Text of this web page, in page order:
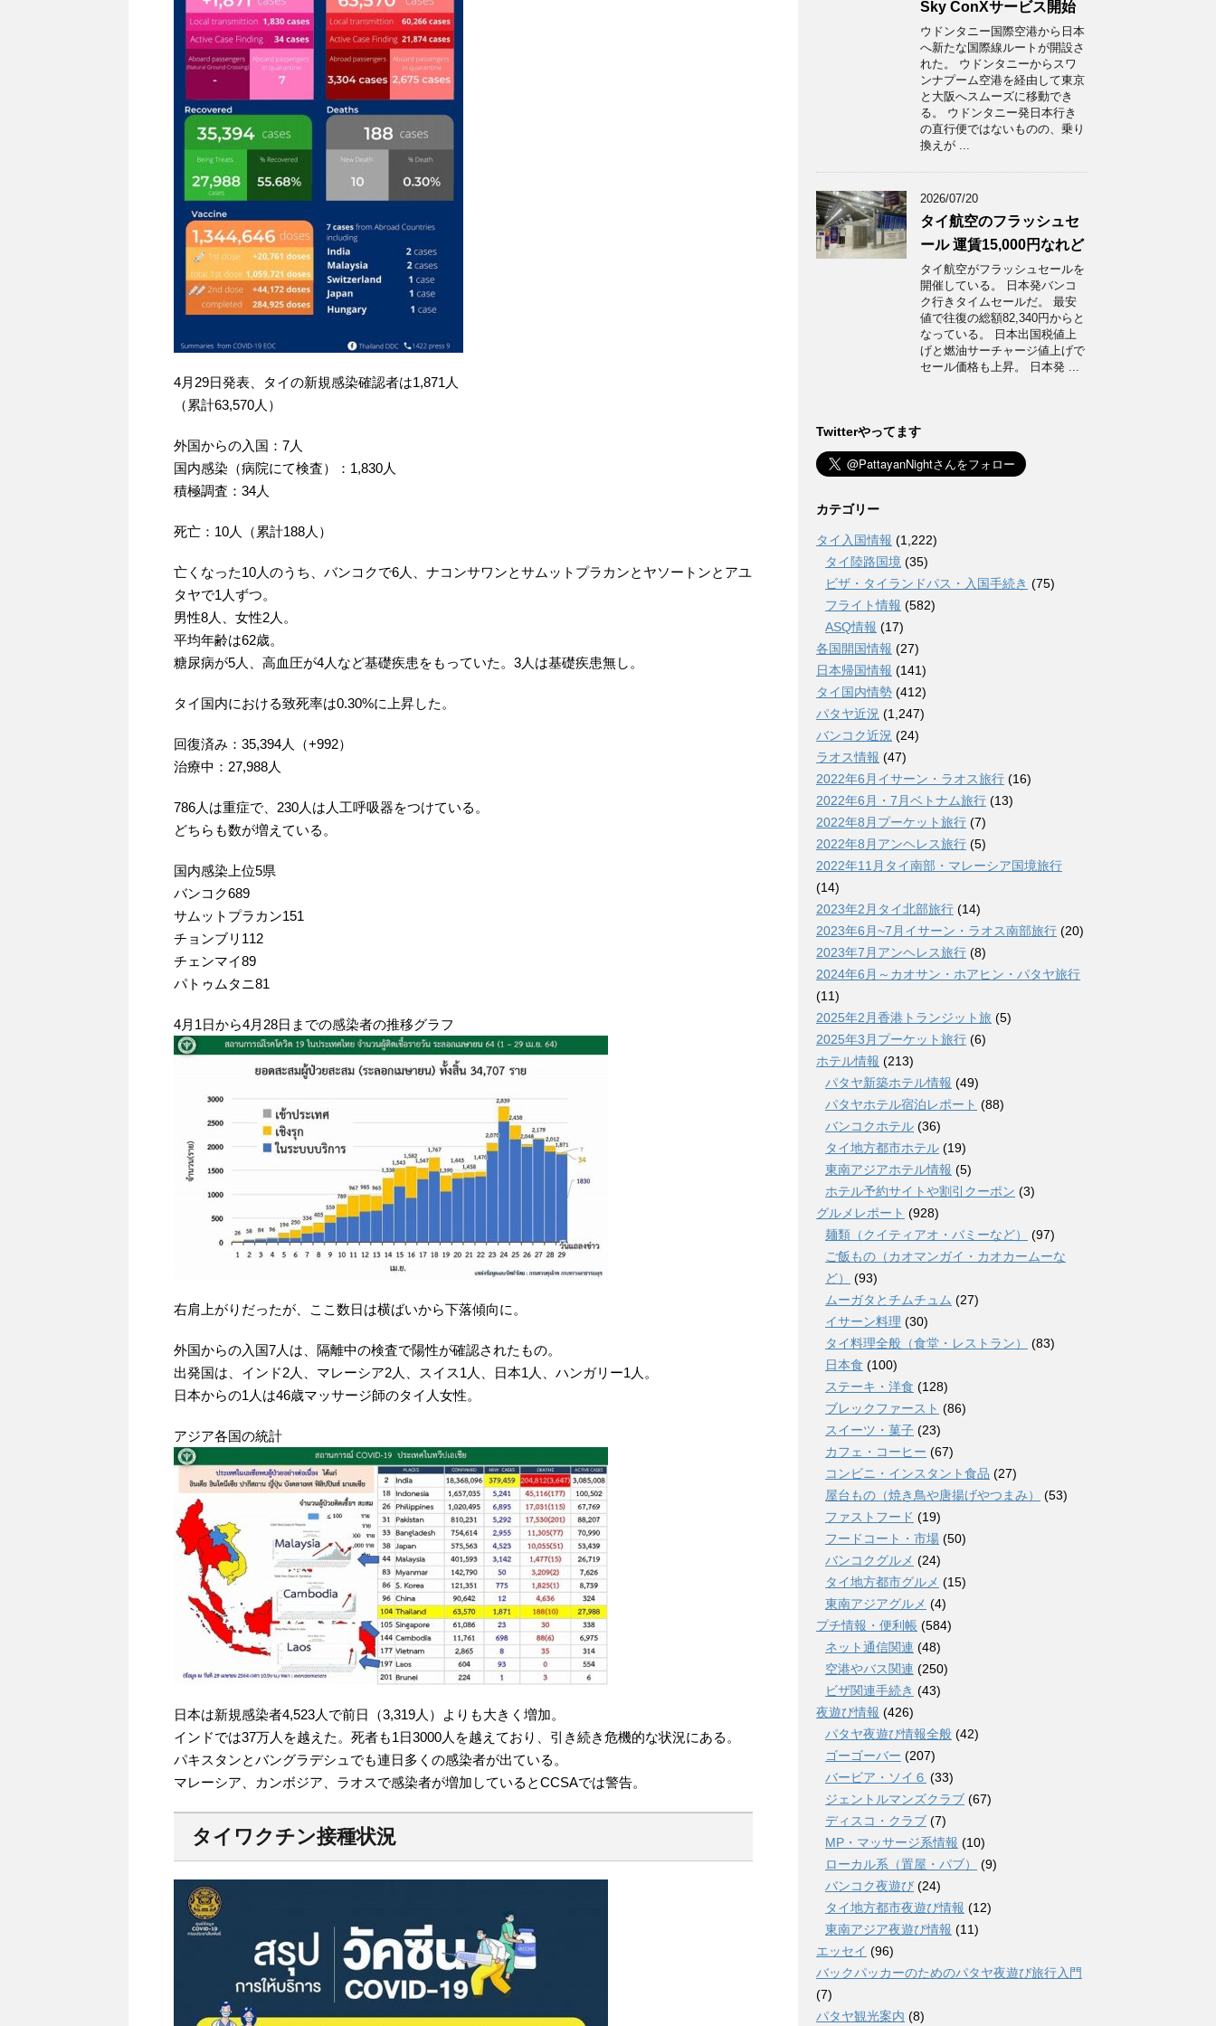
4月29日発表、タイの新規感染確認者は1,871人
（累計63,570人）
外国からの入国：7人
国内感染（病院にて検査）：1,830人
積極調査：34人
死亡：10人（累計188人）
亡くなった10人のうち、バンコクで6人、ナコンサワンとサムットプラカンとヤソートンとアユ
タヤで1人ずつ。
男性8人、女性2人。
平均年齢は62歳。
糖尿病が5人、高血圧が4人など基礎疾患をもっていた。3人は基礎疾患無し。
タイ国内における致死率は0.30%に上昇した。
回復済み：35,394人（+992）
治療中：27,988人
786人は重症で、230人は人工呼吸器をつけている。
どちらも数が増えている。
国内感染上位5県
バンコク689
サムットプラカン151
チョンブリ112
チェンマイ89
パトゥムタニ81
4月1日から4月28日までの感染者の推移グラフ
右肩上がりだったが、ここ数日は横ばいから下落傾向に。
外国からの入国7人は、隔離中の検査で陽性が確認されたもの。
出発国は、インド2人、マレーシア2人、スイス1人、日本1人、ハンガリー1人。
日本からの1人は46歳マッサージ師のタイ人女性。
アジア各国の統計
日本は新規感染者4,523人で前日（3,319人）よりも大きく増加。
インドでは37万人を越えた。死者も1日3000人を越えており、引き続き危機的な状況にある。
パキスタンとバングラデシュでも連日多くの感染者が出ている。
マレーシア、カンボジア、ラオスで感染者が増加しているとCCSAでは警告。
タイワクチン接種状況
Sky ConXサービス開始
ウドンタニー国際空港から日本
へ新たな国際線ルートが開設さ
れた。 ウドンタニーからスワ
ンナプーム空港を経由して東京
と大阪へスムーズに移動でき
る。 ウドンタニー発日本行き
の直行便ではないものの、乗り
換えが ...
2026/07/20
タイ航空のフラッシュセ
ール 運賃15,000円なれど
タイ航空がフラッシュセールを
開催している。 日本発バンコ
ク行きタイムセールだ。 最安
値で往復の総額82,340円からと
なっている。 日本出国税値上
げと燃油サーチャージ値上げで
セール価格も上昇。 日本発 ...
Twitterやってます
カテゴリー
タイ入国情報 (1,222)
タイ陸路国境 (35)
ビザ・タイランドパス・入国手続き (75)
フライト情報 (582)
ASQ情報 (17)
各国開国情報 (27)
日本帰国情報 (141)
タイ国内情勢 (412)
パタヤ近況 (1,247)
バンコク近況 (24)
ラオス情報 (47)
2022年6月イサーン・ラオス旅行 (16)
2022年6月・7月ベトナム旅行 (13)
2022年8月プーケット旅行 (7)
2022年8月アンヘレス旅行 (5)
2022年11月タイ南部・マレーシア国境旅行
(14)
2023年2月タイ北部旅行 (14)
2023年6月~7月イサーン・ラオス南部旅行 (20)
2023年7月アンヘレス旅行 (8)
2024年6月～カオサン・ホアヒン・パタヤ旅行
(11)
2025年2月香港トランジット旅 (5)
2025年3月プーケット旅行 (6)
ホテル情報 (213)
パタヤ新築ホテル情報 (49)
パタヤホテル宿泊レポート (88)
バンコクホテル (36)
タイ地方都市ホテル (19)
東南アジアホテル情報 (5)
ホテル予約サイトや割引クーポン (3)
グルメレポート (928)
麺類（クイティアオ・バミーなど）
(97)
ご飯もの（カオマンガイ・カオカームーな
ど）
(93)
ムーガタとチムチュム (27)
イサーン料理 (30)
タイ料理全般（食堂・レストラン）
(83)
日本食 (100)
ステーキ・洋食 (128)
ブレックファースト (86)
スイーツ・菓子 (23)
カフェ・コーヒー (67)
コンビニ・インスタント食品 (27)
屋台もの（焼き鳥や唐揚げやつまみ）
(53)
ファストフード (19)
フードコート・市場 (50)
バンコクグルメ (24)
タイ地方都市グルメ (15)
東南アジアグルメ (4)
プチ情報・便利帳 (584)
ネット通信関連 (48)
空港やバス関連 (250)
ビザ関連手続き (43)
夜遊び情報 (426)
パタヤ夜遊び情報全般 (42)
ゴーゴーバー (207)
バービア・ソイ６ (33)
ジェントルマンズクラブ (67)
ディスコ・クラブ (7)
MP・マッサージ系情報 (10)
ローカル系（置屋・パブ）
(9)
バンコク夜遊び (24)
タイ地方都市夜遊び情報 (12)
東南アジア夜遊び情報 (11)
エッセイ (96)
バックパッカーのためのパタヤ夜遊び旅行入門
(7)
パタヤ観光案内 (8)